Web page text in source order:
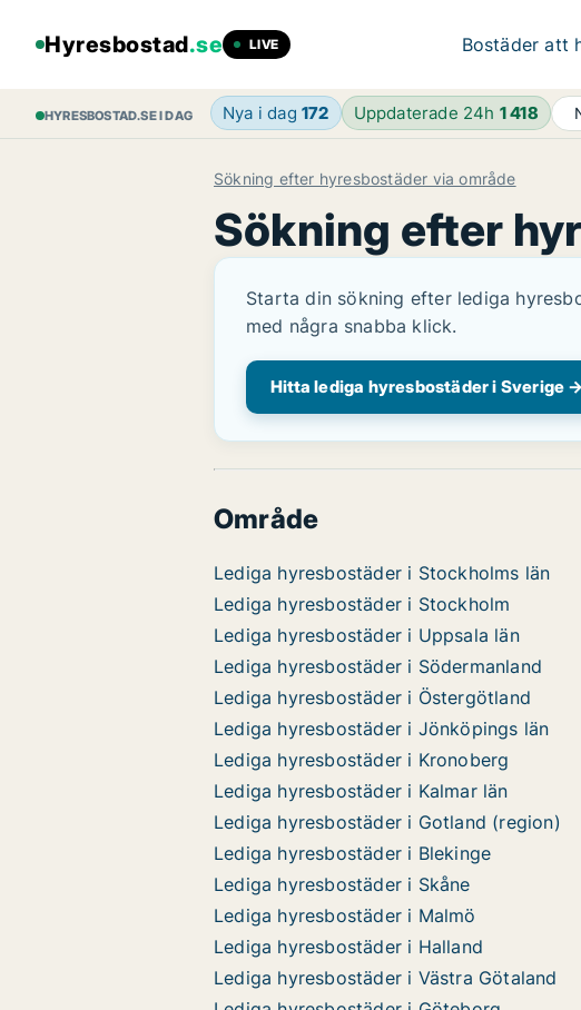
Hyresbostad.se LIVE Bostäder att
HYRESBOSTAD.SE I DAG Nya i dag 172 Uppdaterade 24h 1 418
Sökning efter hyresbostäder via område
Sökning efter
Starta din sökning efter lediga
med några snabba klick.
Hitta lediga hyresbostäder i Sverige →
Område
Lediga hyresbostäder i Stockholms län
Lediga hyresbostäder i Stockholm
Lediga hyresbostäder i Uppsala län
Lediga hyresbostäder i Södermanland
Lediga hyresbostäder i Östergötland
Lediga hyresbostäder i Jönköpings län
Lediga hyresbostäder i Kronoberg
Lediga hyresbostäder i Kalmar län
Lediga hyresbostäder i Gotland (region)
Lediga hyresbostäder i Blekinge
Lediga hyresbostäder i Skåne
Lediga hyresbostäder i Malmö
Lediga hyresbostäder i Halland
Lediga hyresbostäder i Västra Götaland